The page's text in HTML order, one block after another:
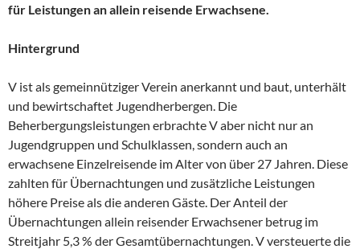
für Leistungen an allein reisende Erwachsene.
Hintergrund
V ist als gemeinnütziger Verein anerkannt und baut, unterhält
und bewirtschaftet Jugendherbergen. Die
Beherbergungsleistungen erbrachte V aber nicht nur an
Jugendgruppen und Schulklassen, sondern auch an
erwachsene Einzelreisende im Alter von über 27 Jahren. Diese
zahlten für Übernachtungen und zusätzliche Leistungen
höhere Preise als die anderen Gäste. Der Anteil der
Übernachtungen allein reisender Erwachsener betrug im
Streitjahr 5,3 % der Gesamtübernachtungen. V versteuerte die